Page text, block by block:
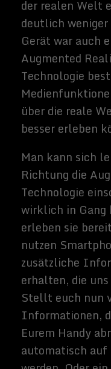
Die Idee der virtuellen
Science-Fiction-
Matrix), der es
machen kann, ernst zu
Perspektive im
die anderen
diskutiert haben,
Reality-Geräte bereits in
vorläufigen Formen, wie
Rift VR-Headset und
durchaus möglich, dass
der virtuellen Realität
werden, wie es heute im
ist.
In seinen
Präsentationen - denkt
Matrix - ist die virtuelle
tatsächlichen nicht
Der Benutzer erfährt
realistischen
Reihe sensorischer
Perfektion wird
absehbarer Zeit realisiert
allgemeine Interesse
kurzfristige
akustischen und taktilen
sich dem immersiven